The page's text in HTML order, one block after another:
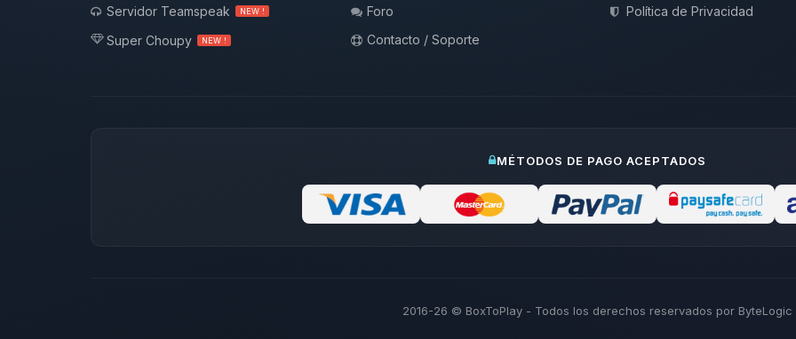
Servidor Teamspeak
NEW !
Super Choupy NEW !
Foro
Contacto / Soporte
Política de Privacidad
MÉTODOS DE PAGO ACEPTADOS
2016-26 © BoxToPlay - Todos los derechos reservados por ByteLogic